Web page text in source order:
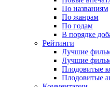
По названиям
По жанрам
По годам
В порядке
Рейтинги
Лучшие
Лучшие
Плодовитые
Плодовитые